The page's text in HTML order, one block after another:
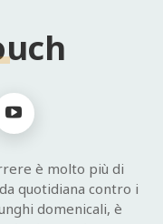
è molto più di
quotidiana contro i
domenicali, è